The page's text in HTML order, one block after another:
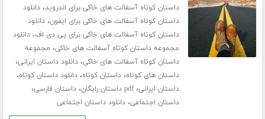
داستان کوتاه آسفالت های خاکی برای اندروید،دانلود
داستان کوتاه آسفالت های خاکی برای ایفون،دانلود
داستان کوتاه آسفالت های خاکی برای پی دی اف،دانلود
مجموعه داستان کوتاه آسفالت های خاکی، مجموعه
داستان کوتاه آسفالت های خاکی،دانلود داستان ایرانی،
داستان های کوتاه،داستان کوتاه،دانلود داستان کوتاه،
داستان ایرانی،pdf داستان رایگان ،داستان فارسی،
داستان اجتماعی،دانلود داستان اجتماعی